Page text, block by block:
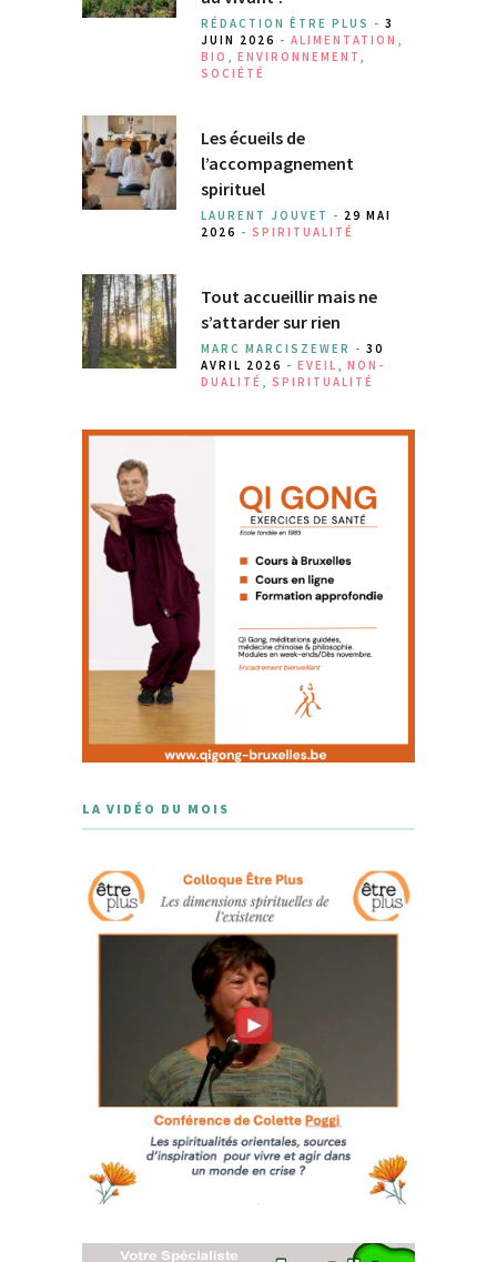
RÉDACTION ÊTRE PLUS - 3
JUIN 2026 - ALIMENTATION
BIO
ENVIRONNEMENT
SOCIÉTÉ
Les écueils de
l’accompagnement
spirituel
LAURENT JOUVET - 29 MAI
2026 - SPIRITUALITÉ
Tout accueillir mais ne
s’attarder sur rien
MARC MARCISZEWER - 30
AVRIL 2026 - EVEIL
NON-
DUALITÉ
SPIRITUALITÉ
LA VIDÉO DU MOIS